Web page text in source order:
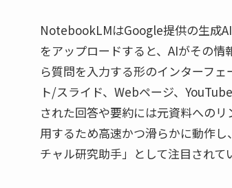
NotebookLMはGoogle提供の生成
をアップロードすると、AIがその
ら質問を入力する形のインターフ
ト/スライド、Webページ、
された回答や要約には元資料への
用するため高速かつ滑らかに動作
チャル研究助手」として注目されて